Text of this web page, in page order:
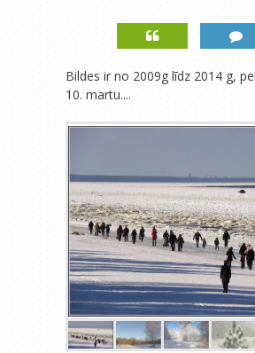
Bildes ir no 2009g līdz 2014 g,
10. martu....